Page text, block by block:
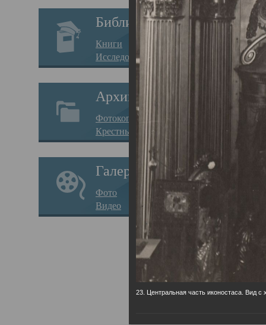
Библиотека
Книги
Исследования
Архив
Фотокопии дел
Крестные ходы
Галерея
Фото
Видео
23. Центральная часть иконостаса. Вид с